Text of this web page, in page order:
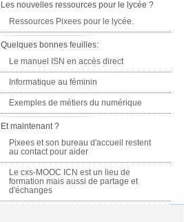
Les nouvelles ressources pour le lycée ?
Ressources Pixees pour le lycée.
Quelques bonnes feuilles:
Le manuel ISN en accès direct
Informatique au féminin
Exemples de métiers du numérique
Et maintenant ?
Pixees et son bureau d'accueil restent
au contact pour aider
Le cxs-MOOC ICN est un lieu de
formation mais aussi de partage et
d'échanges